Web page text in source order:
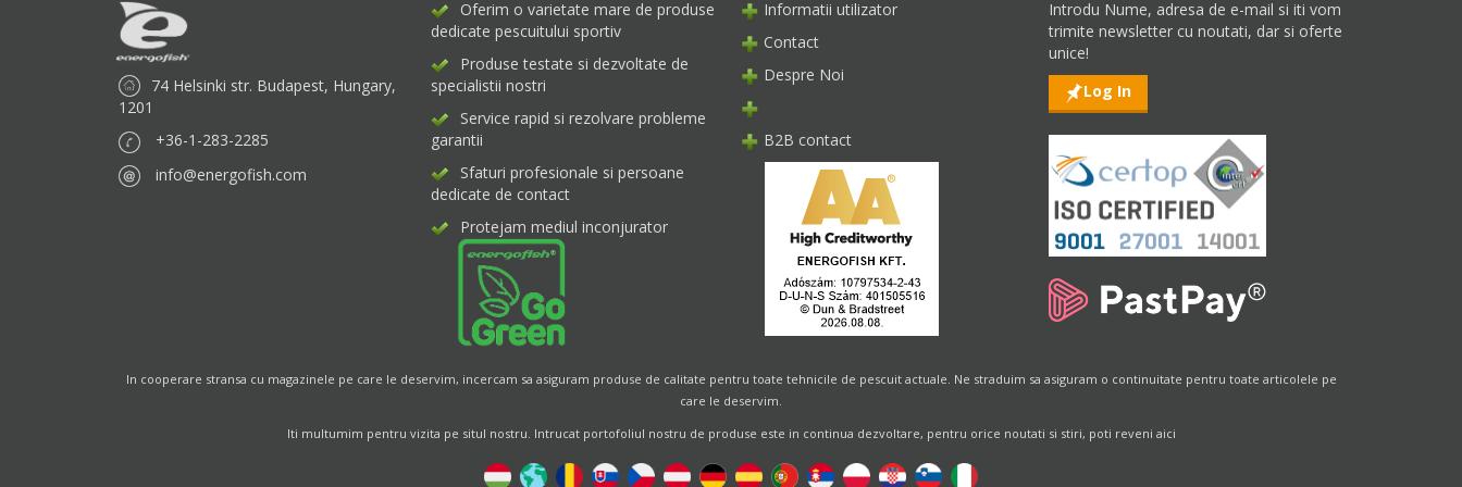
74 Helsinki str. Budapest, Hungary,
1201
+36-1-283-2285
info@energofish.com
Oferim o varietate mare de produse
dedicate pescuitului sportiv
Produse testate si dezvoltate de
specialistii nostri
Service rapid si rezolvare probleme
garantii
Sfaturi profesionale si persoane
dedicate de contact
Protejam mediul inconjurator
Informatii utilizator
Contact
Despre Noi
B2B contact
Introdu Nume, adresa de e-mail si iti vom
trimite newsletter cu noutati, dar si oferte
unice!
Log In
In cooperare stransa cu magazinele pe care le deservim, incercam sa asiguram produse de calitate pentru toate tehnicile de pescuit actuale. Ne straduim sa asiguram o continuitate pentru toate articolele pe
care le deservim.
Iti multumim pentru vizita pe situl nostru. Intrucat portofoliul nostru de produse este in continua dezvoltare, pentru orice noutati si stiri, poti reveni aici